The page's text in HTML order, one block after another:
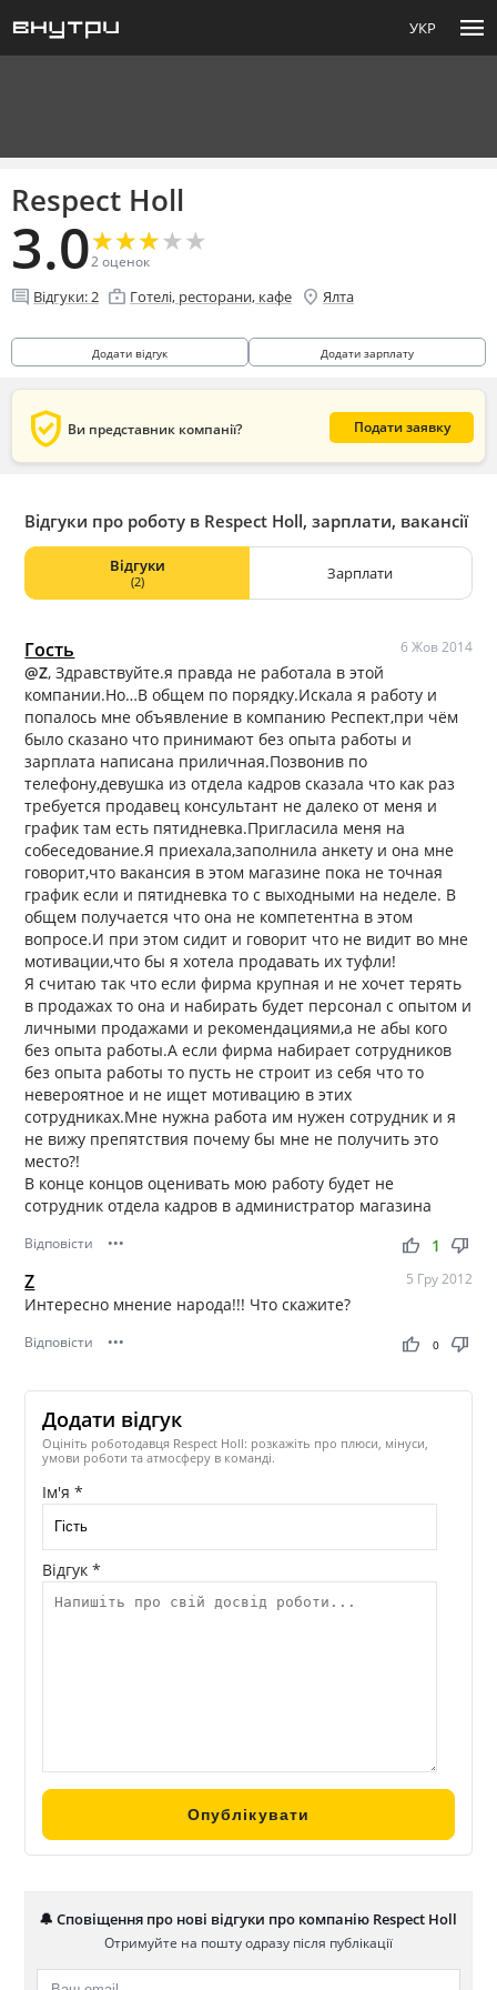
УКР menu
Respect Holl
3.0★
★★
★★
★★
★★
★
2оценок
comment Відгуки:2 enterprise Готелі, ресторани, кафе location_on Ялта
Додати відгук Додати зарплату
verified_user Ви представник компанії? Подати заявку
Відгуки про роботу в Respect Holl, зарплати, вакансії
Відгуки
(2) Зарплати
Гость 6 Жов 2014
@Z, Здравствуйте.я правда не работала в этой
компании.Но…В общем по порядку.Искала я работу и
попалось мне объявление в компанию Респект,при чём
было сказано что принимают без опыта работы и
зарплата написана приличная.Позвонив по
телефону,девушка из отдела кадров сказала что как раз
требуется продавец консультант не далеко от меня и
график там есть пятидневка.Пригласила меня на
собеседование.Я приехала,заполнила анкету и она мне
говорит,что вакансия в этом магазине пока не точная
график если и пятидневка то с выходными на неделе. В
общем получается что она не компетентна в этом
вопросе.И при этом сидит и говорит что не видит во мне
мотивации,что бы я хотела продавать их туфли!
Я считаю так что если фирма крупная и не хочет терять
в продажах то она и набирать будет персонал с опытом и
личными продажами и рекомендациями,а не абы кого
без опыта работы.А если фирма набирает сотрудников
без опыта работы то пусть не строит из себя что то
невероятное и не ищет мотивацию в этих
сотрудниках.Мне нужна работа им нужен сотрудник и я
не вижу препятствия почему бы мне не получить это
место?!
В конце концов оценивать мою работу будет не
сотрудник отдела кадров в администратор магазина
Відповісти ••• thumb_up thumb_down
1
Z 5 Гру 2012
Интересно мнение народа!!! Что скажите?
Відповісти ••• thumb_up thumb_down
0
Додати відгук
Оцініть роботодавця Respect Holl: розкажіть про плюси, мінуси,
умови роботи та атмосферу в команді.
Ім'я *
Відгук *
🔔 Сповіщення про нові відгуки про компанію Respect Holl
Отримуйте на пошту одразу після публікації